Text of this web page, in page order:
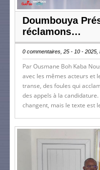
Doumbouya
réclamons…
0 commentaires, 25 - 10 - 2025,
Par Ousmane Boh Kaba
avec les mêmes acteurs et
transe, des foules qui
des appels à la
changent, mais le texte est